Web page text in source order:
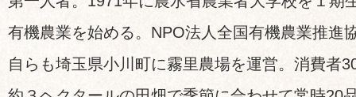
有機農業を始める。NPO法人全国有機農業推進
自らも埼玉県小川町に霧里農場を運営。消費者